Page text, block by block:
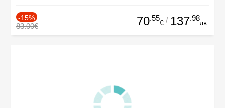
-15%
83.00€ 70.55
€ / 137.98
лв.